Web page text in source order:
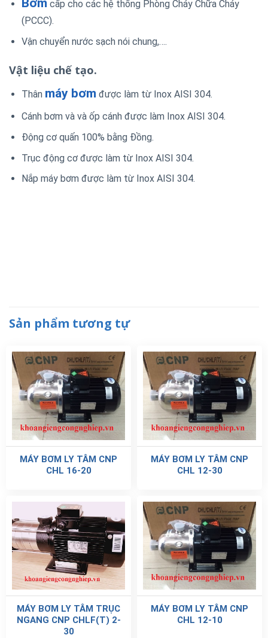
Bơm cấp cho các hệ thống Phòng Cháy Chữa Cháy
(PCCC).
Vận chuyển nước sạch nói chung,….
Vật liệu chế tạo.
Thân máy bơm được làm từ Inox AISI 304.
Cánh bơm và và ốp cánh được làm Inox AISI 304.
Động cơ quấn 100% bằng Đồng.
Trục động cơ được làm từ Inox AISI 304.
Nắp máy bơm được làm từ Inox AISI 304.
Sản phẩm tương tự
MÁY BƠM LY TÂM CNP
CHL 16-20
MÁY BƠM LY TÂM CNP
CHL 12-30
MÁY BƠM LY TÂM TRỤC
NGANG CNP CHLF(T) 2-
30
MÁY BƠM LY TÂM CNP
CHL 12-10